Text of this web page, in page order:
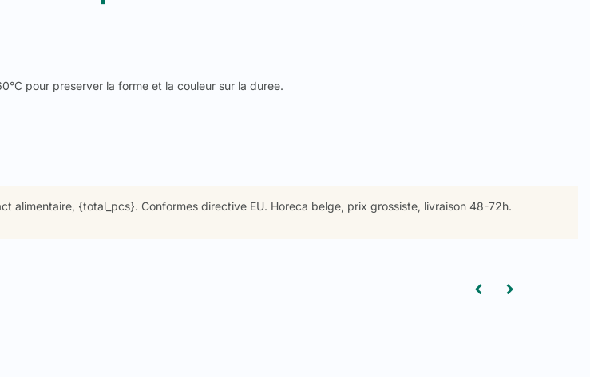
pour preserver la forme et la couleur sur la duree.
alimentaire, {total_pcs}. Conformes directive EU. Horeca belge, prix grossiste, livraison 48-72h.